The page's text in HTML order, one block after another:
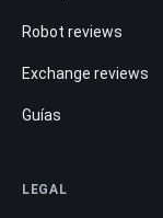
Robot reviews
Exchange reviews
Guías
LEGAL